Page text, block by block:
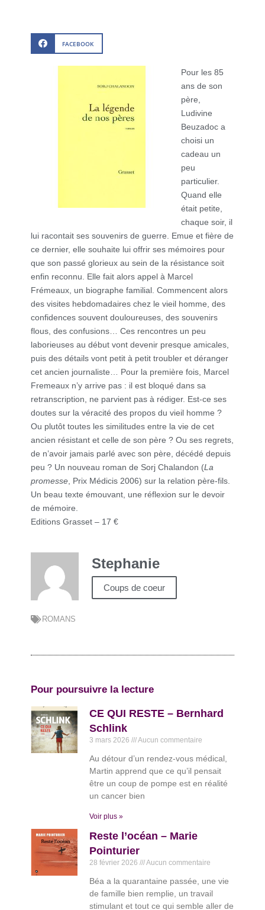
FACEBOOK
Pour les 85
ans de son
père,
Ludivine
Beuzadoc a
choisi un
cadeau un
peu
particulier.
Quand elle
était petite,
chaque soir, il
lui racontait ses souvenirs de guerre. Emue et fière de
ce dernier, elle souhaite lui offrir ses mémoires pour
que son passé glorieux au sein de la résistance soit
enfin reconnu. Elle fait alors appel à Marcel
Frémeaux, un biographe familial. Commencent alors
des visites hebdomadaires chez le vieil homme, des
confidences souvent douloureuses, des souvenirs
flous, des confusions… Ces rencontres un peu
laborieuses au début vont devenir presque amicales,
puis des détails vont petit à petit troubler et déranger
cet ancien journaliste… Pour la première fois, Marcel
Fremeaux n’y arrive pas : il est bloqué dans sa
retranscription, ne parvient pas à rédiger. Est-ce ses
doutes sur la véracité des propos du vieil homme ?
Ou plutôt toutes les similitudes entre la vie de cet
ancien résistant et celle de son père ? Ou ses regrets,
de n’avoir jamais parlé avec son père, décédé depuis
peu ? Un nouveau roman de Sorj Chalandon (La
promesse, Prix Médicis 2006) sur la relation père-fils.
Un beau texte émouvant, une réflexion sur le devoir
de mémoire.
Editions Grasset – 17 €
Stephanie
Coups de coeur
ROMANS
Pour poursuivre la lecture
CE QUI RESTE – Bernhard
Schlink
3 mars 2026 Aucun commentaire
Au détour d’un rendez-vous médical,
Martin apprend que ce qu’il pensait
être un coup de pompe est en réalité
un cancer bien
Voir plus »
Reste l’océan – Marie
Pointurier
28 février 2026 Aucun commentaire
Béa a la quarantaine passée, une vie
de famille bien remplie, un travail
stimulant et tout ce qui semble aller de